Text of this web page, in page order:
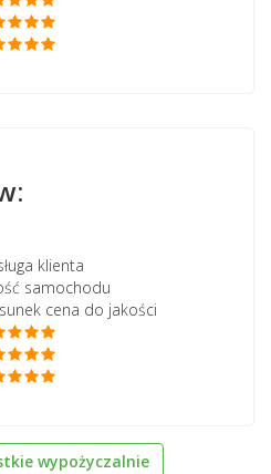
klienta
samochodu
cena do jakości
wypożyczalnie